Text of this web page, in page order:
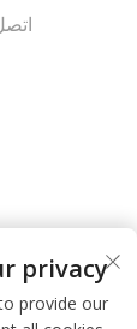
privacy
provide our